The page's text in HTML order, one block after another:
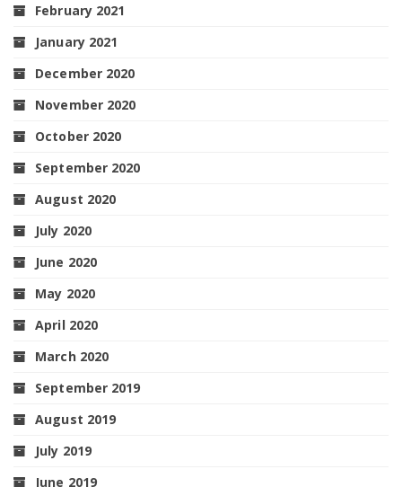
February 2021
January 2021
December 2020
November 2020
October 2020
September 2020
August 2020
July 2020
June 2020
May 2020
April 2020
March 2020
September 2019
August 2019
July 2019
June 2019